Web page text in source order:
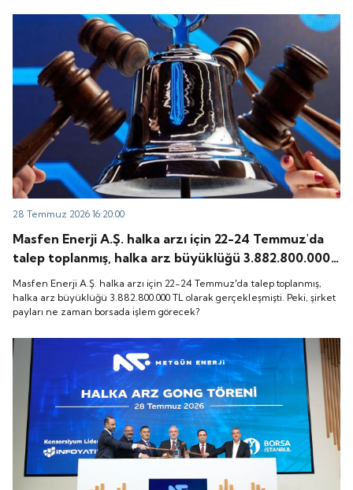
28 Temmuz 2026 16:20:00
Masfen Enerji A.Ş. halka arzı için 22-24 Temmuz'da
talep toplanmış, halka arz büyüklüğü 3.882.800.000
TL olarak gerçekleşmişti. Peki, şirket payları ne
zaman borsada işlem görecek?
Masfen Enerji A.Ş. halka arzı için 22-24 Temmuz'da talep toplanmış,
halka arz büyüklüğü 3.882.800.000 TL olarak gerçekleşmişti. Peki, şirket
payları ne zaman borsada işlem görecek?